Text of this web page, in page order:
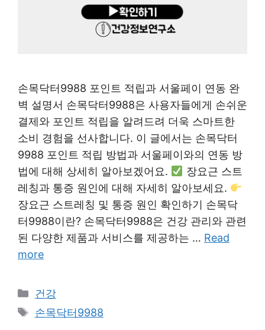
손목닥터9988 포인트 적립과 서울페이 연동 완
벽 설명서 손목닥터9988은 사용자들에게 손쉬운
결제와 포인트 적립을 알려드려 더욱 스마트한
소비 경험을 선사합니다. 이 글에서는 손목닥터
9988 포인트 적립 방법과 서울페이와의 연동 방
법에 대해 상세히 알아보겠어요.
장요근 스트
레칭과 통증 원인에 대해 자세히 알아보세요.
장요근 스트레칭 및 통증 원인 확인하기 손목닥
터9988이란? 손목닥터9988은 건강 관리와 관련
된 다양한 제품과 서비스를 제공하는 … Read
more
Categories
건강
Tags
손목닥터9988